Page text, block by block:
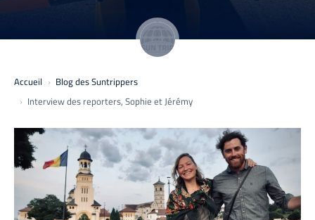
Accueil
Blog des Suntrippers
Interview des reporters, Sophie et Jérémy